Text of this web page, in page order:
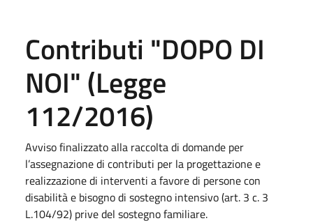
Contributi "DOPO DI
NOI" (Legge
112/2016)
Avviso finalizzato alla raccolta di domande per
l’assegnazione di contributi per la progettazione e
realizzazione di interventi a favore di persone con
disabilità e bisogno di sostegno intensivo (art. 3 c. 3
L.104/92) prive del sostegno familiare.